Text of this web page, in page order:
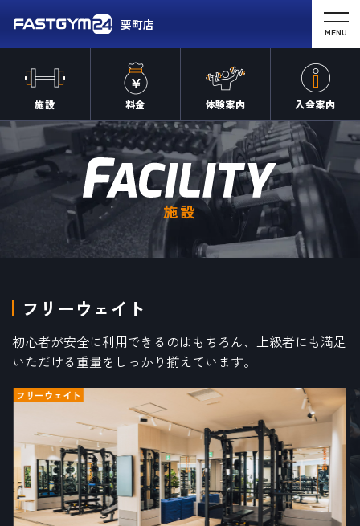
要町店 MENU
施設 料金 体験案内 入会案内
施設
フリーウェイト
初心者が安全に利用できるのはもちろん、上級者にも満足
いただける重量をしっかり揃えています。
フリーウェイト